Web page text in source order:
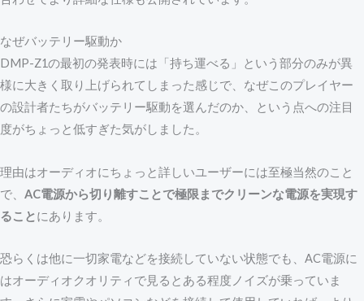
なぜバッテリー駆動か
DMP-Z1の最初の発表時には「持ち運べる」という部分のみが異
様に大きく取り上げられてしまった感じで、なぜこのプレイヤー
の設計者たちがバッテリー駆動を選んだのか、という点への注目
度がちょっと低すぎた気がしました。
理由はオーディオにちょっと詳しいユーザーには至極当然のこと
で、 AC電源から切り離すことで極限までクリーンな電源を実現す
ることにあります。
恐らくは他に一切家電などを接続していない状態でも、AC電源に
はオーディオクオリティで見るとある程度ノイズが乗っていま